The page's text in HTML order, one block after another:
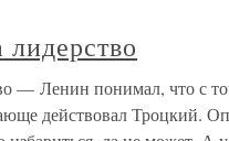
— Ленин понимал, что с
действовал Троцкий.